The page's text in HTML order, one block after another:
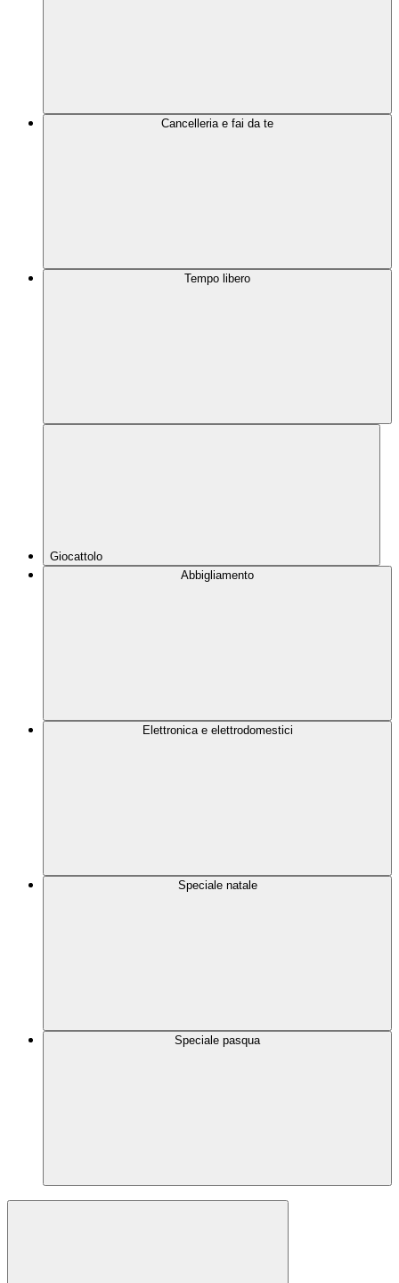
Cancelleria e fai da te
Tempo libero
Giocattolo
Abbigliamento
Elettronica e elettrodomestici
Speciale natale
Speciale pasqua